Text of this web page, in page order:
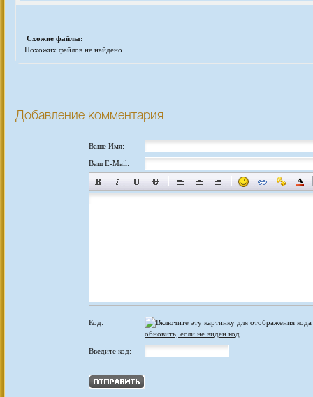
Схожие файлы:
Похожих файлов не найдено.
Добавление комментария
Ваше Имя:
Ваш E-Mail:
Код:
обновить, если не виден код
Введите код: